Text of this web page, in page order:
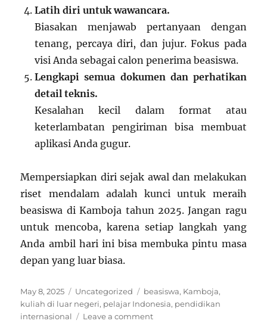
Latih diri untuk wawancara.
Biasakan menjawab pertanyaan dengan
tenang, percaya diri, dan jujur. Fokus pada
visi Anda sebagai calon penerima beasiswa.
Lengkapi semua dokumen dan perhatikan
detail teknis.
Kesalahan kecil dalam format atau
keterlambatan pengiriman bisa membuat
aplikasi Anda gugur.
Mempersiapkan diri sejak awal dan melakukan
riset mendalam adalah kunci untuk meraih
beasiswa di Kamboja tahun 2025. Jangan ragu
untuk mencoba, karena setiap langkah yang
Anda ambil hari ini bisa membuka pintu masa
depan yang luar biasa.
Posted
on
May 8, 2025 Categories
Uncategorized Tags
beasiswa, Kamboja,
kuliah di luar negeri, pelajar Indonesia, pendidikan
internasional
Leave a commenton